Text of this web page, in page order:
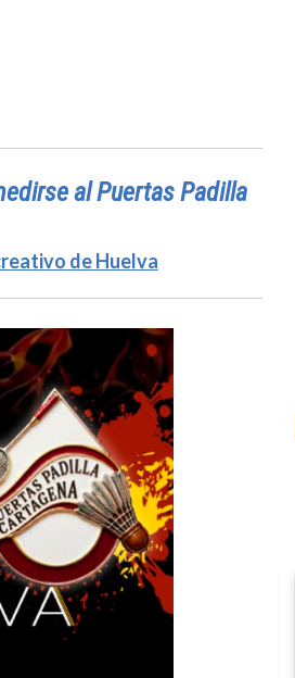
al Puertas Padilla
de Huelva